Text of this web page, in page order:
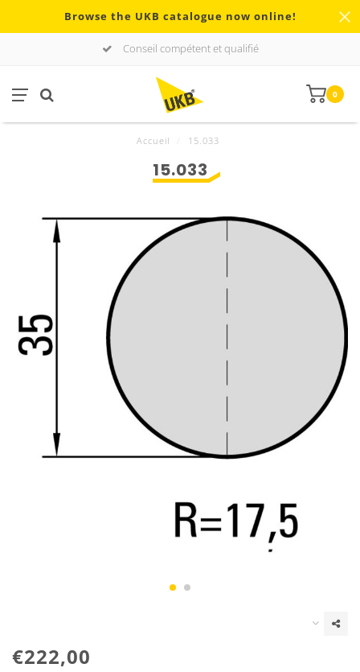
Browse the UKB catalogue now online!
Conseil compétent et qualifié
0
Accueil 15.033
15.033
€222,00